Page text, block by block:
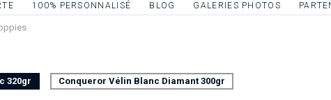
100% PERSONNALISÉ BLOG GALERIES PHOTOS
320gr Conqueror Vélin Blanc Diamant 300gr